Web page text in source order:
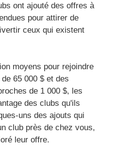
ont ajouté des offres à
pour attirer de
ceux qui existent
moyens pour rejoindre
65 000 $ et des
de 1 000 $, les
des clubs qu'ils
uns des ajouts qui
club près de chez vous,
leur offre.